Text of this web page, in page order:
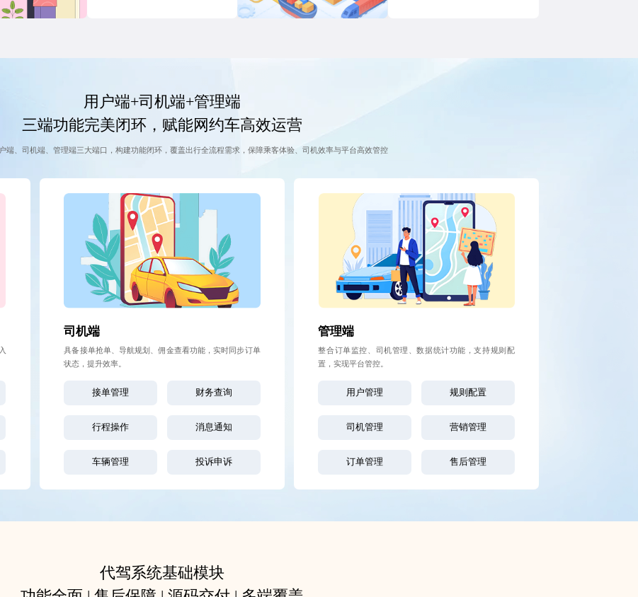
用户端+司机端+管理端
三端功能完美闭环，赋能网约车高效运营
端、司机端、管理端三大端口，构建功能闭环，覆盖出行全流程需求，保障乘客体验、司机效率与平台高效管控
司机端
具备接单抢单、导航规划、佣金查看功能，实时同步订单
状态，提升效率。
接单管理 财务查询
行程操作 消息通知
车辆管理 投诉申诉
管理端
整合订单监控、司机管理、数据统计功能，支持规则配
置，实现平台管控。
用户管理 规则配置
司机管理 营销管理
订单管理 售后管理
代驾系统基础模块